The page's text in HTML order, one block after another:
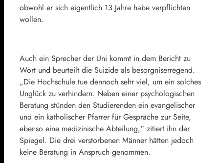
obwohl er sich eigentlich 13 Jahre habe verpflichten
wollen.
Auch ein Sprecher der Uni kommt in dem Bericht zu
Wort und beurteilt die Suizide als besorgniserregend.
„Die Hochschule tue dennoch sehr viel, um ein solches
Unglück zu verhindern. Neben einer psychologischen
Beratung stünden den Studierenden ein evangelischer
und ein katholischer Pfarrer für Gespräche zur Seite,
ebenso eine medizinische Abteilung,“ zitiert ihn der
Spiegel. Die drei verstorbenen Männer hätten jedoch
keine Beratung in Anspruch genommen.